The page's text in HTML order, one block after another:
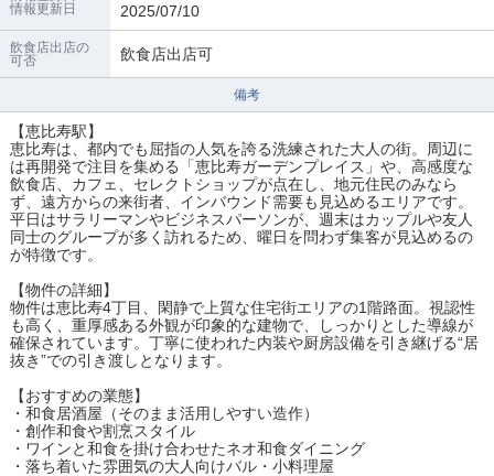
情報更新日
2025/07/10
飲食店出店の
可否
飲食店出店可
備考
【恵比寿駅】
恵比寿は、都内でも屈指の人気を誇る洗練された大人の街。周辺に
は再開発で注目を集める「恵比寿ガーデンプレイス」や、高感度な
飲食店、カフェ、セレクトショップが点在し、地元住民のみなら
ず、遠方からの来街者、インバウンド需要も見込めるエリアです。
平日はサラリーマンやビジネスパーソンが、週末はカップルや友人
同士のグループが多く訪れるため、曜日を問わず集客が見込めるの
が特徴です。
【物件の詳細】
物件は恵比寿4丁目、閑静で上質な住宅街エリアの1階路面。視認性
も高く、重厚感ある外観が印象的な建物で、しっかりとした導線が
確保されています。丁寧に使われた内装や厨房設備を引き継げる“居
抜き”での引き渡しとなります。
【おすすめの業態】
・和食居酒屋（そのまま活用しやすい造作）
・創作和食や割烹スタイル
・ワインと和食を掛け合わせたネオ和食ダイニング
・落ち着いた雰囲気の大人向けバル・小料理屋